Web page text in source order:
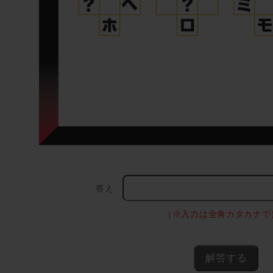
答え
（※入力は全角カタカナ